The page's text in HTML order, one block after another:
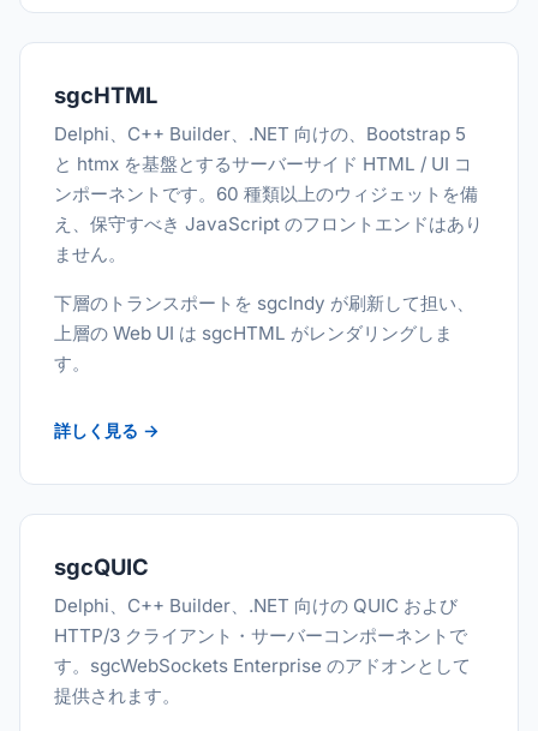
sgcHTML
Delphi、C++ Builder、.NET 向けの、Bootstrap 5
と htmx を基盤とするサーバーサイド HTML / UI コ
ンポーネントです。60 種類以上のウィジェットを備
え、保守すべき JavaScript のフロントエンドはあり
ません。
下層のトランスポートを sgcIndy が刷新して担い、
上層の Web UI は sgcHTML がレンダリングしま
す。
詳しく見る →
sgcQUIC
Delphi、C++ Builder、.NET 向けの QUIC および
HTTP/3 クライアント・サーバーコンポーネントで
す。sgcWebSockets Enterprise のアドオンとして
提供されます。